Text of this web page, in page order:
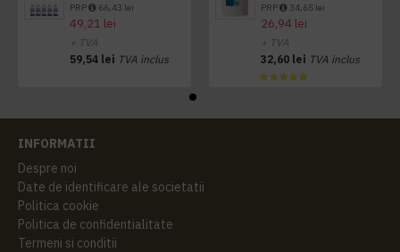
PRP 66,43 lei
49,21 lei
+ TVA
59,54 lei TVA inclus
PRP 34,65 lei
26,94 lei
+ TVA
32,60 lei TVA inclus
INFORMATII
Despre noi
Date de identificare ale societatii
Politica cookie
Politica de confidentialitate
Termeni si conditii